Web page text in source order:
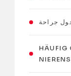
HÄUFIG